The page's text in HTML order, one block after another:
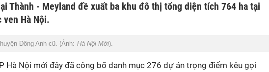
Thành - Meyland đề xuất ba khu đô thị tổng diện tích 764 ha tại
ven Hà Nội.
Đông Anh cũ. (Ảnh: Hà Nội Mới).
Hà Nội mới đây đã công bố danh mục 276 dự án trọng điểm kêu gọi